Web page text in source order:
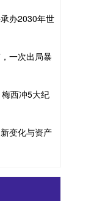
办2030年世
一次出局暴
西冲5大纪
变化与资产